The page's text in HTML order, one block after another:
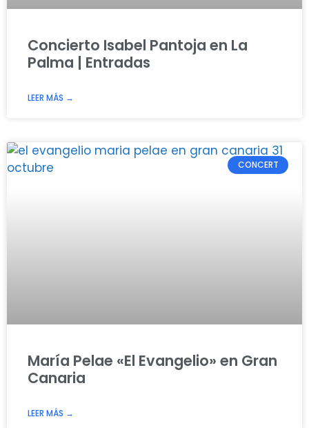
Concierto Isabel Pantoja en La
Palma | Entradas
LEER MÁS →
CONCERT
María Pelae «El Evangelio» en Gran
Canaria
LEER MÁS →